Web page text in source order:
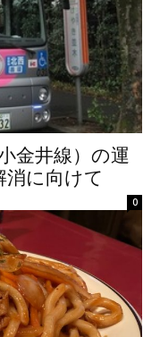
金井線）の運
消に向けて
0